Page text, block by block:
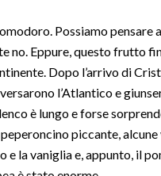
Possiamo pensare
no. Eppure, questo frutto
Dopo l’arrivo di
l’Atlantico e
è lungo e forse
piccante,
la vaniglia e, appunto, il